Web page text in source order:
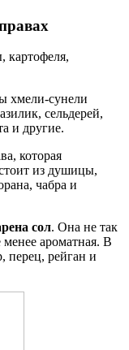
картофеля,
хмели-сунели
сельдерей,
и другие.
которая
из душицы,
чабра и
сол. Она не так
менее ароматная. В
перец, рейган и